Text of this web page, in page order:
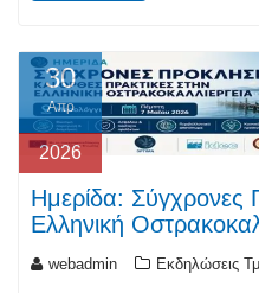
30
Απρ
2026
Ημερίδα: Σύγχρονες
Ελληνική
webadmin Εκδηλώσεις